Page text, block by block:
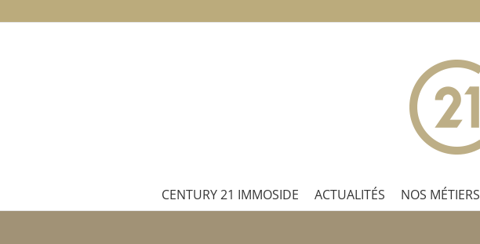
CENTURY 21 IMMOSIDE ACTUALITÉS NOS MÉTIERS